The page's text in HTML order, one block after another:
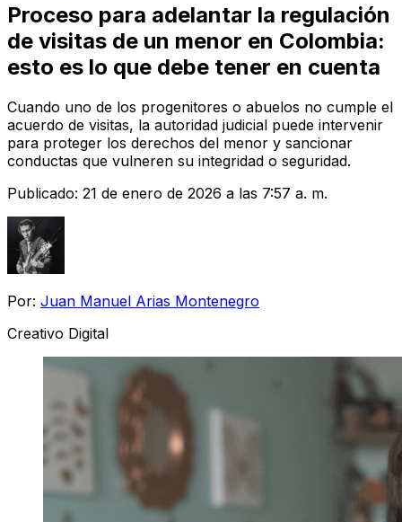
Proceso para adelantar la regulación
de visitas de un menor en Colombia:
esto es lo que debe tener en cuenta
Cuando uno de los progenitores o abuelos no cumple el
acuerdo de visitas, la autoridad judicial puede intervenir
para proteger los derechos del menor y sancionar
conductas que vulneren su integridad o seguridad.
Publicado: 21 de enero de 2026 a las 7:57 a. m.
Por: Juan Manuel Arias Montenegro
Creativo Digital